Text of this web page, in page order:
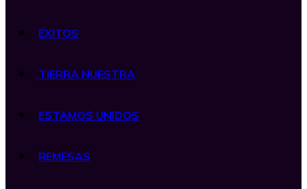
ÉXITOS
TIERRA NUESTRA
ESTAMOS UNIDOS
REMESAS